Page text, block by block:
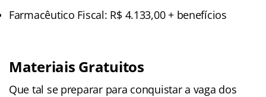
Farmacêutico Fiscal: R$ 4.133,00 + benefícios
Materiais Gratuitos
Que tal se preparar para conquistar a vaga dos